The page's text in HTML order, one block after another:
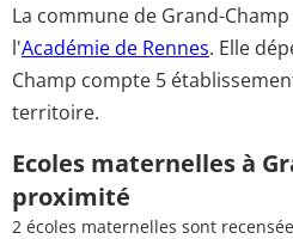
La commune de Grand-
l'Académie de Rennes. Elle
Champ compte 5
territoire.
Ecoles maternelles à
proximité
2 écoles maternelles sont